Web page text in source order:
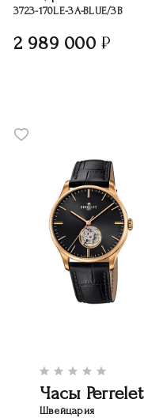
3723-170LE-3A-BLUE/3B
2 989 000
Часы Perrelet
Швейцария